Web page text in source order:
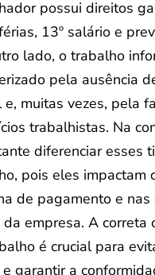
possui direitos
13º salário e
lado, o trabalho
pela ausência
e, muitas vezes, pela
trabalhistas. Na
diferenciar esses
pois eles impactam
de pagamento e nas
empresa. A correta
é crucial para
garantir a